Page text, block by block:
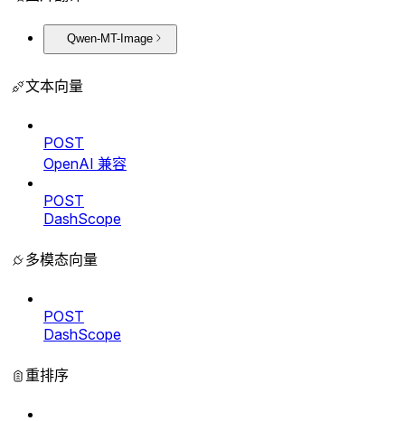
Qwen-MT-Image
文本向量
POST
OpenAI 兼容
POST
DashScope
多模态向量
POST
DashScope
重排序